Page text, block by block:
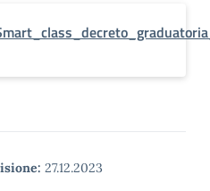
27.12.2023